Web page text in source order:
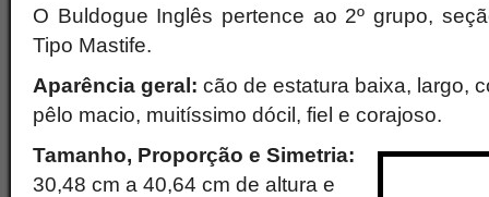
O Buldogue Inglês pertence ao 2º grupo,
Tipo Mastife.
Aparência geral: cão de estatura baixa, largo,
pêlo macio, muitíssimo dócil, fiel e corajoso.
Tamanho, Proporção e Simetria:
30,48 cm a 40,64 cm de altura e